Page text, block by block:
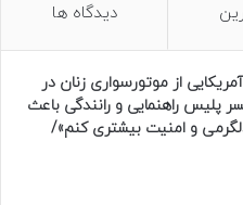
دیدگاه ها
از موتورسواری زنان در
پلیس راهنمایی و رانندگی باعث
و امنیت بیشتری کنم»/